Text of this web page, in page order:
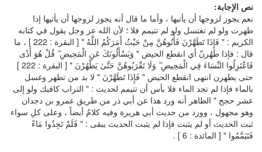
نص الإجابة:
نعم يجوز لزوجها أن يأتيها ، وأما ما قال أنه يجوز لزوجها أن يأتيها إذا
طهرت ولو لم تغتسل ولو لم تتيمم فلا ؛ لأن الله عز وجل يقول في كتابه
الكريم : " فَإِذَا تَطَهَّرْنَ فَأْتُوهُنَّ مِنْ حَيْثُ أَمَرَكُمُ اللَّهُ " [ البقرة : 222 ] ، ما
قال : فإذا طَهُرنّ أي انقطع الحيض " وَيَسْأَلُونَكَ عَنِ الْمَحِيضِ ۖ قُلْ هُوَ أَذًى
فَاعْتَزِلُوا النِّسَاءَ فِي الْمَحِيضِ ۖ وَلَا تَقْرَبُوهُنَّ حَتَّىٰ يَطْهُرْنَ " [ البقرة : 222 ]
حتى يطهرن انتهى انقطع الحيض " فَإِذَا تَطَهَّرْنَ " لا بد من تطهر وغسل
بالماء فإذا لم تجد الماء فلا بأس أن تتيمم لحديث : " التراب كافيك ولو إلى
عشر حجج " الظاهر أنه ورد هذا عن أبي ذر من طريق عمرو بن دجدان
وهو مجهول ، وورد من حديث أبي هريرة وفيه كلامٌ أيضاً ، وعلى كلِ سواء
ثبت الحديث أو لم يثبت فإذا لم يثبت الحديث يبقى : " فَلَمْ تَجِدُوا مَاءً
فَتَيَمَّمُوا " [ المائدة : 6 ] .